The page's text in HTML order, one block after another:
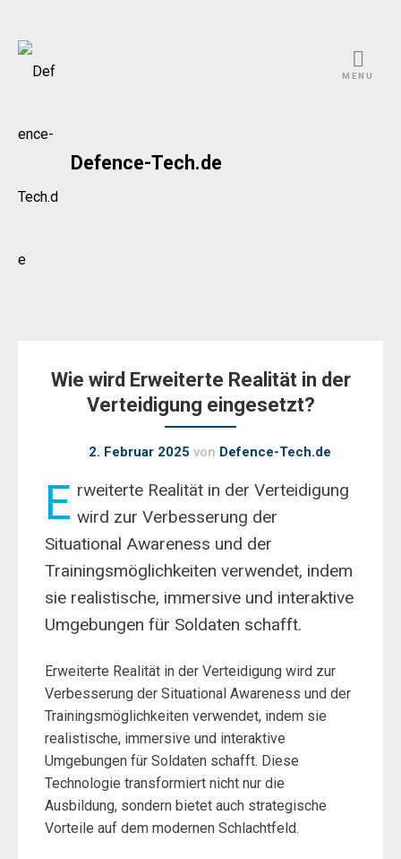
Skip
Defence-Tech.de
MENU
Wie wird Erweiterte Realität in der
Verteidigung eingesetzt?
2. Februar 2025 von Defence-Tech.de
E rweiterte Realität in der Verteidigung
wird zur Verbesserung der
Situational Awareness und der
Trainingsmöglichkeiten verwendet, indem
sie realistische, immersive und interaktive
Umgebungen für Soldaten schafft.
Erweiterte Realität in der Verteidigung wird zur
Verbesserung der Situational Awareness und der
Trainingsmöglichkeiten verwendet, indem sie
realistische, immersive und interaktive
Umgebungen für Soldaten schafft. Diese
Technologie transformiert nicht nur die
Ausbildung, sondern bietet auch strategische
Vorteile auf dem modernen Schlachtfeld.